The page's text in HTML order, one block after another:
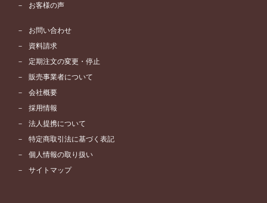
お客様の声
お問い合わせ
資料請求
定期注文の変更・停止
販売事業者について
会社概要
採用情報
法人提携について
特定商取引法に基づく表記
個人情報の取り扱い
サイトマップ